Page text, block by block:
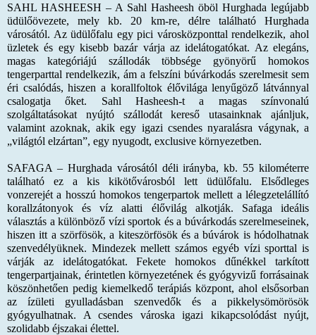
SAHL HASHEESH – A Sahl Hasheesh öböl Hurghada legújabb
üdülőövezete, mely kb. 20 km-re, délre található Hurghada
városától. Az üdülőfalu egy pici városközponttal rendelkezik, ahol
üzletek és egy kisebb bazár várja az idelátogatókat. Az elegáns,
magas kategóriájú szállodák többsége gyönyörű homokos
tengerparttal rendelkezik, ám a felszíni búvárkodás szerelmesit sem
éri csalódás, hiszen a korallfoltok élővilága lenyűgöző látvánnyal
csalogatja őket. Sahl Hasheesh-t a magas színvonalú
szolgáltatásokat nyújtó szállodát kereső utasainknak ajánljuk,
valamint azoknak, akik egy igazi csendes nyaralásra vágynak, a
„világtól elzártan”, egy nyugodt, exclusive környezetben.
SAFAGA – Hurghada városától déli irányba, kb. 55 kilométerre
található ez a kis kikötővárosból lett üdülőfalu. Elsődleges
vonzerejét a hosszú homokos tengerpartok mellett a lélegzetelállító
korallzátonyok és víz alatti élővilág alkotják. Safaga ideális
választás a különböző vízi sportok és a búvárkodás szerelmeseinek,
hiszen itt a szörfösök, a kiteszörfösök és a búvárok is hódolhatnak
szenvedélyüknek. Mindezek mellett számos egyéb vízi sporttal is
várják az idelátogatókat. Fekete homokos dűnékkel tarkított
tengerpartjainak, érintetlen környezetének és gyógyvizű forrásainak
köszönhetően pedig kiemelkedő terápiás központ, ahol elsősorban
az ízületi gyulladásban szenvedők és a pikkelysömörösök
gyógyulhatnak. A csendes városka igazi kikapcsolódást nyújt,
szolidabb éjszakai élettel.